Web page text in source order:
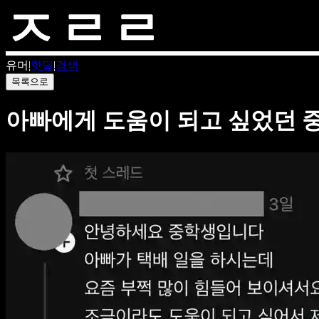
유머 |핫딜|검색
목록으로
아빠에게 도움이 되고 싶었던